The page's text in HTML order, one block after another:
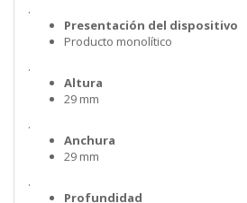
.
Presentación del dispositivo
Producto monolítico
.
Altura
29 mm
.
Anchura
29 mm
.
Profundidad